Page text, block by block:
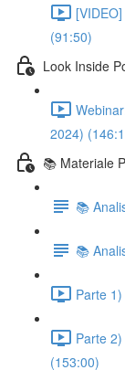
(91:50)
Look Inside
2024)
📚 Materiale
📚
📚
Parte
Parte
(153:00)